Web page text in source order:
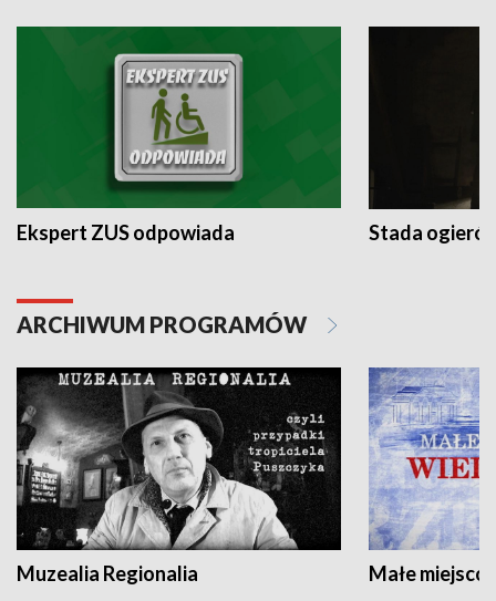
Ekspert ZUS odpowiada Stada
ARCHIWUM PROGRAMÓW
Muzealia Regionalia Małe